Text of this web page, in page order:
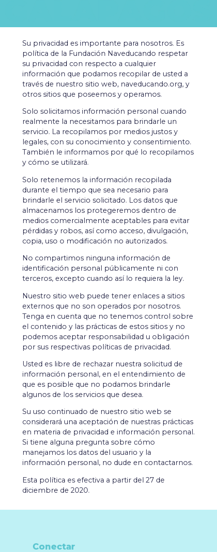
Su privacidad es importante para nosotros. Es
política de la Fundación Naveducando respetar
su privacidad con respecto a cualquier
información que podamos recopilar de usted a
través de nuestro sitio web, naveducando.org, y
otros sitios que poseemos y operamos.
Solo solicitamos información personal cuando
realmente la necesitamos para brindarle un
servicio. La recopilamos por medios justos y
legales, con su conocimiento y consentimiento.
También le informamos por qué lo recopilamos
y cómo se utilizará.
Solo retenemos la información recopilada
durante el tiempo que sea necesario para
brindarle el servicio solicitado. Los datos que
almacenamos los protegeremos dentro de
medios comercialmente aceptables para evitar
pérdidas y robos, así como acceso, divulgación,
copia, uso o modificación no autorizados.
No compartimos ninguna información de
identificación personal públicamente ni con
terceros, excepto cuando así lo requiera la ley.
Nuestro sitio web puede tener enlaces a sitios
externos que no son operados por nosotros.
Tenga en cuenta que no tenemos control sobre
el contenido y las prácticas de estos sitios y no
podemos aceptar responsabilidad u obligación
por sus respectivas políticas de privacidad.
Usted es libre de rechazar nuestra solicitud de
información personal, en el entendimiento de
que es posible que no podamos brindarle
algunos de los servicios que desea.
Su uso continuado de nuestro sitio web se
considerará una aceptación de nuestras prácticas
en materia de privacidad e información personal.
Si tiene alguna pregunta sobre cómo
manejamos los datos del usuario y la
información personal, no dude en contactarnos.
Esta política es efectiva a partir del 27 de
diciembre de 2020.
Conectar